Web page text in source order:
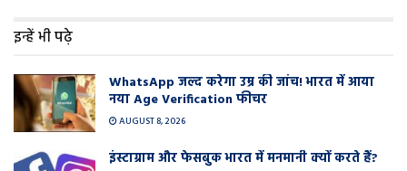
इन्हें भी पढ़े
WhatsApp जल्द करेगा उम्र की जांच! भारत में आया
नया Age Verification फीचर
AUGUST 8, 2026
इंस्टाग्राम और फेसबुक भारत में मनमानी क्यों करते हैं?